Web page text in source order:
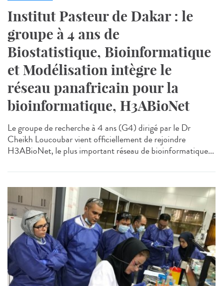
Institut Pasteur de Dakar : le
groupe à 4 ans de
Biostatistique, Bioinformatique
et Modélisation intègre le
réseau panafricain pour la
bioinformatique, H3ABioNet
Le groupe de recherche à 4 ans (G4) dirigé par le Dr
Cheikh Loucoubar vient officiellement de rejoindre
H3ABioNet, le plus important réseau de bioinformatique...